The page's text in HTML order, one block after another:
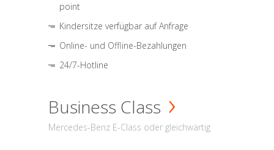
point
Kindersitze verfügbar auf Anfrage
Online- und Offline-Bezahlungen
24/7-Hotline
Business Class
Mercedes-Benz E-Class oder gleichwärtig